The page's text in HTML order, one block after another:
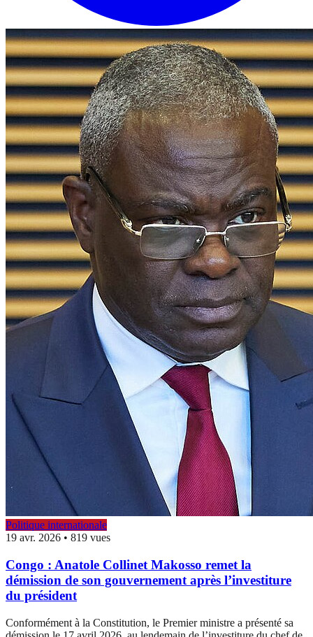
Politique internationale
19 avr. 2026 • 819 vues
Congo : Anatole Collinet Makosso remet la
démission de son gouvernement après l’investiture
du président
Conformément à la Constitution, le Premier ministre a présenté sa